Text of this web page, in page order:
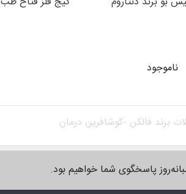
ناموجود
برند فالکن -کوشافرین درمان